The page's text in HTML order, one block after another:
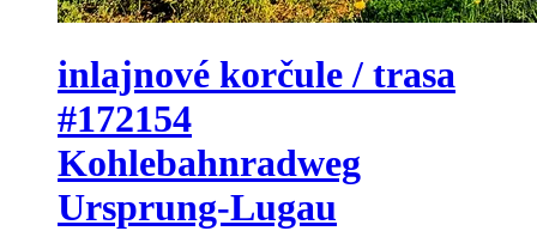
inlajnové korčule / trasa
#172154
Kohlebahnradweg
Ursprung-Lugau